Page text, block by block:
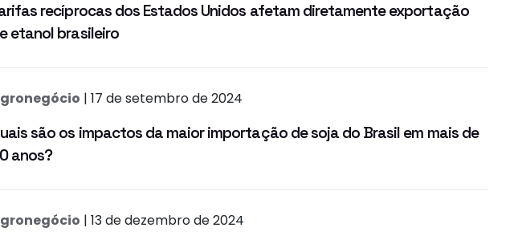
recíprocas dos Estados Unidos afetam diretamente exportação
etanol brasileiro
| 17 de setembro de 2024
são os impactos da maior importação de soja do Brasil em mais de
anos?
| 13 de dezembro de 2024